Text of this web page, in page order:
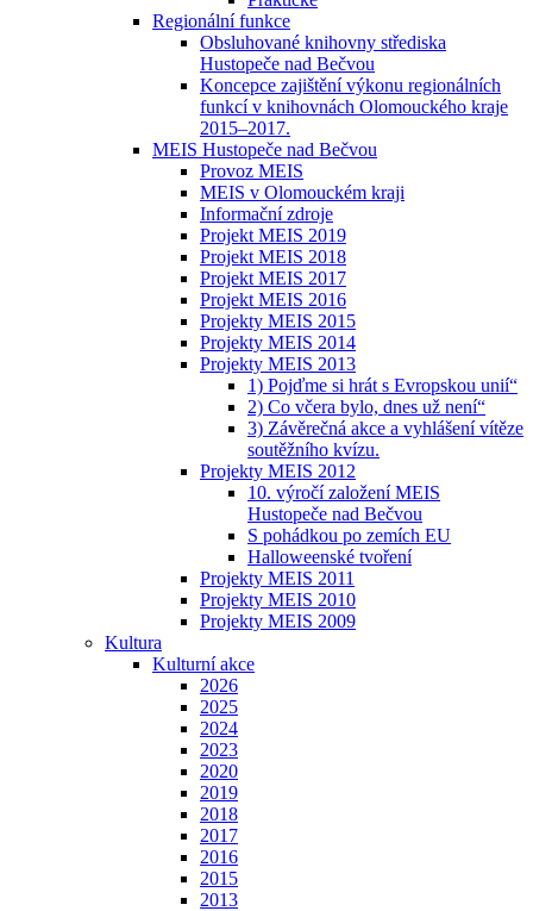
Regionální funkce
Obsluhované knihovny střediska
Hustopeče nad Bečvou
Koncepce zajištění výkonu regionálních
funkcí v knihovnách Olomouckého kraje
2015–2017.
MEIS Hustopeče nad Bečvou
Provoz MEIS
MEIS v Olomouckém kraji
Informační zdroje
Projekt MEIS 2019
Projekt MEIS 2018
Projekt MEIS 2017
Projekt MEIS 2016
Projekty MEIS 2015
Projekty MEIS 2014
Projekty MEIS 2013
1) Pojďme si hrát s Evropskou unií“
2) Co včera bylo, dnes už není“
3) Závěrečná akce a vyhlášení vítěze
soutěžního kvízu.
Projekty MEIS 2012
10. výročí založení MEIS
Hustopeče nad Bečvou
S pohádkou po zemích EU
Halloweenské tvoření
Projekty MEIS 2011
Projekty MEIS 2010
Projekty MEIS 2009
Kultura
Kulturní akce
2026
2025
2024
2023
2020
2019
2018
2017
2016
2015
2013